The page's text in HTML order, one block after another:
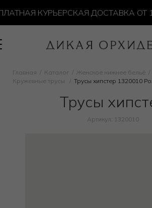
КУРЬЕРСКАЯ ДОСТАВКА ОТ 10
Главная Каталог Женское нижнее бельё
Кружевные трусы
Трусы хипстер 1320010
Трусы
Артикул: 1320010